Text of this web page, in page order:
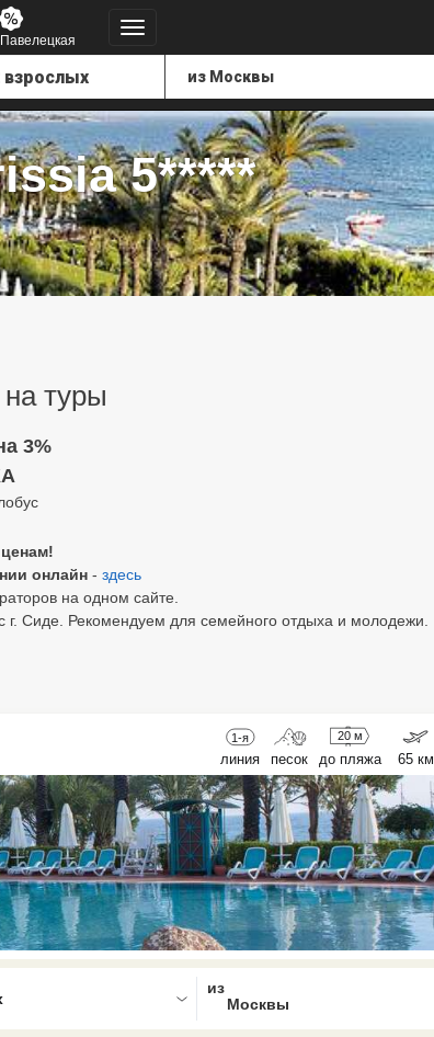
5*****
туры
3%
онлайн - здесь
на одном сайте.
Сиде. Рекомендуем для семейного отдыха и молодежи.
1-я
линия песок
20 м
до пляжа 65 км
Select is focused , press Down to open the menu,